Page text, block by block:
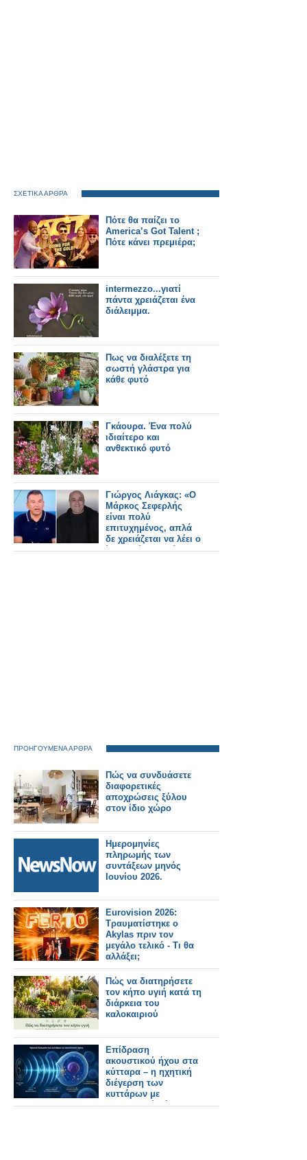
ΣΧΕΤΙΚΑ ΑΡΘΡΑ
Πότε θα παίζει το
America’s Got Talent ;
Πότε κάνει πρεμιέρα;
intermezzo...γιατί
πάντα χρειάζεται ένα
διάλειμμα.
Πως να διαλέξετε τη
σωστή γλάστρα για
κάθε φυτό
Γκάουρα. Ένα πολύ
ιδιαίτερο και
ανθεκτικό φυτό
Γιώργος Λιάγκας: «Ο
Μάρκος Σεφερλής
είναι πολύ
επιτυχημένος, απλά
δε χρειάζεται να λέει ο
ίδιος πόσο καλά
ΠΡΟΗΓΟΥΜΕΝΑ ΑΡΘΡΑ
Πώς να συνδυάσετε
διαφορετικές
αποχρώσεις ξύλου
στον ίδιο χώρο
Ημερομηνίες
πληρωμής των
συντάξεων μηνός
Ιουνίου 2026.
Eurovision 2026:
Τραυματίστηκε ο
Akylas πριν τον
μεγάλο τελικό - Τι θα
αλλάξει;
Πώς να διατηρήσετε
τον κήπο υγιή κατά τη
διάρκεια του
καλοκαιριού
Επίδραση
ακουστικού ήχου στα
κύτταρα – η ηχητική
διέγερση των
κυττάρων με
ακουστικούς ήχους